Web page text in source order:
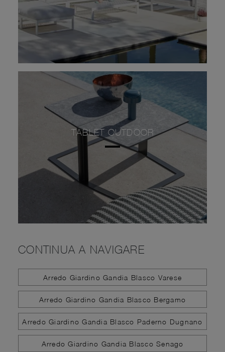
TABLET OUTDOOR
CONTINUA A NAVIGARE
Arredo Giardino Gandia Blasco Varese
Arredo Giardino Gandia Blasco Bergamo
Arredo Giardino Gandia Blasco Paderno Dugnano
Arredo Giardino Gandia Blasco Senago